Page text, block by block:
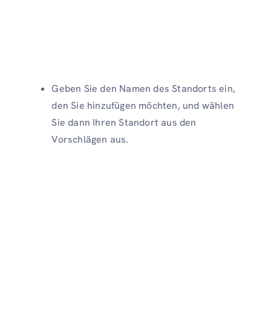
Geben Sie den Namen des Standorts ein,
den Sie hinzufügen möchten, und wählen
Sie dann Ihren Standort aus den
Vorschlägen aus.